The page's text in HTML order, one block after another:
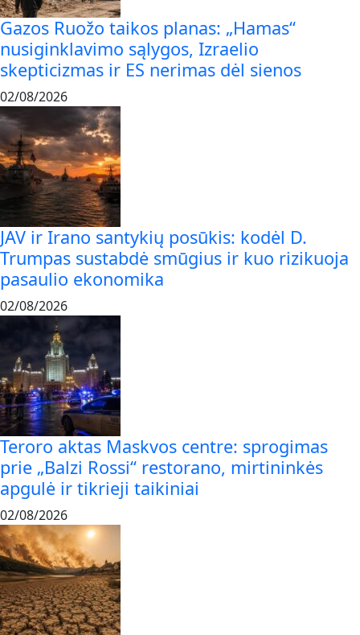
Gazos Ruožo taikos planas: „Hamas“
nusiginklavimo sąlygos, Izraelio
skepticizmas ir ES nerimas dėl sienos
02/08/2026
JAV ir Irano santykių posūkis: kodėl D.
Trumpas sustabdė smūgius ir kuo rizikuoja
pasaulio ekonomika
02/08/2026
Teroro aktas Maskvos centre: sprogimas
prie „Balzi Rossi“ restorano, mirtininkės
apgulė ir tikrieji taikiniai
02/08/2026